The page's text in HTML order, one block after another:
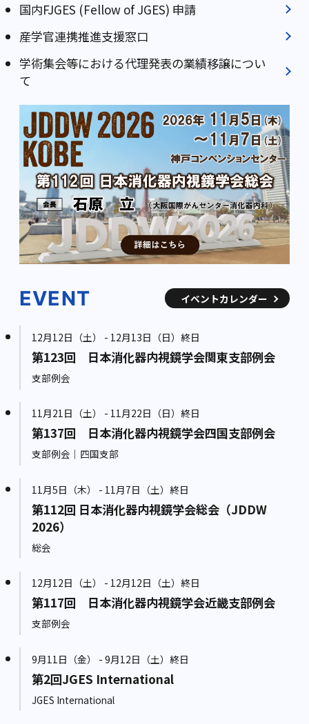
国内FJGES (Fellow of JGES) 申請
産学官連携推進⽀援窓⼝
学術集会等における代理発表の業績移譲につい
て
EVENT イベントカレンダー
12月12日（土） - 12月13日（日）終日
第123回 日本消化器内視鏡学会関東支部例会
支部例会
11月21日（土） - 11月22日（日）終日
第137回 日本消化器内視鏡学会四国支部例会
支部例会｜四国支部
11月5日（木） - 11月7日（土）終日
第112回 日本消化器内視鏡学会総会（JDDW
2026）
総会
12月12日（土） - 12月12日（土）終日
第117回 日本消化器内視鏡学会近畿支部例会
支部例会
9月11日（金） - 9月12日（土）終日
第2回JGES International
JGES International